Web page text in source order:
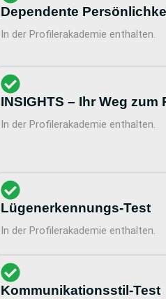
Dependente
In der Profilerakademie enthalten.
INSIGHTS – Ihr Weg zum
In der Profilerakademie enthalten.
Lügenerkennungs-Test
In der Profilerakademie enthalten.
Kommunikationsstil-Test